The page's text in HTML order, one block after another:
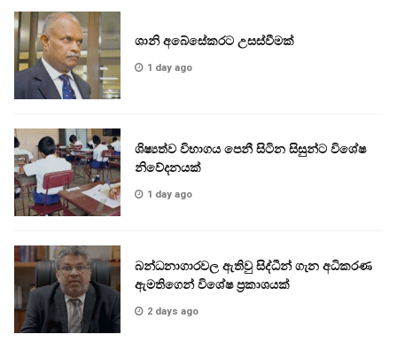
ශානි අබේසේකරට උසස්වීමක්
1 day ago
ශිෂ්‍යත්ව විභාගය පෙනී සිටින සිසුන්ට විශේෂ
නිවේදනයක්
1 day ago
බන්ධනාගාරවල ඇතිවු සිද්ධීන් ගැන අධිකරණ
ඇමතිගෙන් විශේෂ ප්‍රකාශයක්
2 days ago